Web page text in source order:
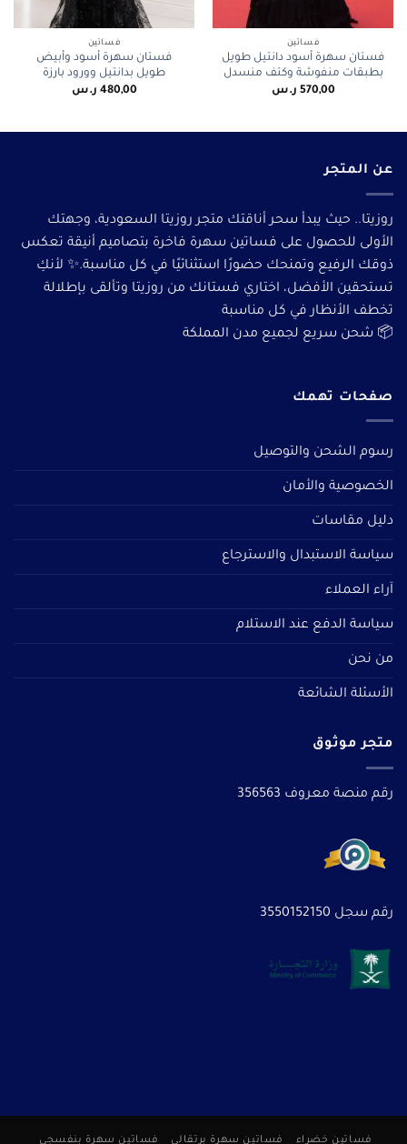
فساتين
فستان سهرة أسود دانتيل طويل
بطبقات منفوشة وكتف منسدل
570,00 ر.س
فساتين
فستان سهرة أسود وأبيض
طويل بدانتيل وورود بارزة
480,00 ر.س
عن المتجر
روزيتا.. حيث يبدأ سحر أناقتك متجر روزيتا السعودية، وجهتك
الأولى للحصول على فساتين سهرة فاخرة بتصاميم أنيقة تعكس
ذوقك الرفيع وتمنحك حضورًا استثنائيًا في كل مناسبة.✨ لأنكِ
تستحقين الأفضل، اختاري فستانك من روزيتا وتألقى بإطلالة
تخطف الأنظار في كل مناسبة
📦 شحن سريع لجميع مدن المملكة
صفحات تهمك
رسوم الشحن والتوصيل
الخصوصية والأمان
دليل مقاسات
سياسة الاستبدال والاسترجاع
آراء العملاء
سياسة الدفع عند الاستلام
من نحن
الأسئلة الشائعة
متجر موثوق
رقم منصة معروف 356563
رقم سجل 3550152150
فساتين خضراء فساتين سهرة برتقالى فساتين سهرة بنفسجى